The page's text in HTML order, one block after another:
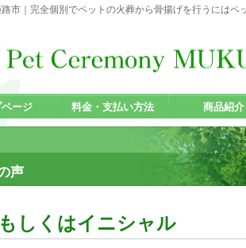
市｜完全個別でペットの火葬から骨揚げを行うにはペ
声
しくはイニシャル
ページ 料金・支払い方法 商品紹介